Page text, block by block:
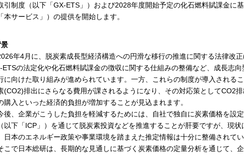
引制度（以下「GX-ETS」）および2028年度開始予定の化石燃料賦課金に
本サービス」）の提供を開始します。
年4月に、脱炭素成長型経済構造への円滑な移行の推進に関する法律改正
ETSの法定化や化石燃料賦課金の徴収に関する仕組みの整備など、成長志
に向けた取り組みが進められています。一方、これらの制度が導入される
(CO2)排出にさらなる費用が課されるようになり、その対応策としてCO2
購入といった経済的負担が増加することが見込まれます。
、企業がこうした負担を軽減するためには、自社で独自に炭素価格を設
以下「ICP」）を通じて脱炭素投資などを推進することが肝要ですが、現
日本のエネルギー政策や事業環境を踏まえた推定情報は十分に整備されてい
で日本総研は、長期的な見通しに基づく炭素価格の定量分析を通じて、